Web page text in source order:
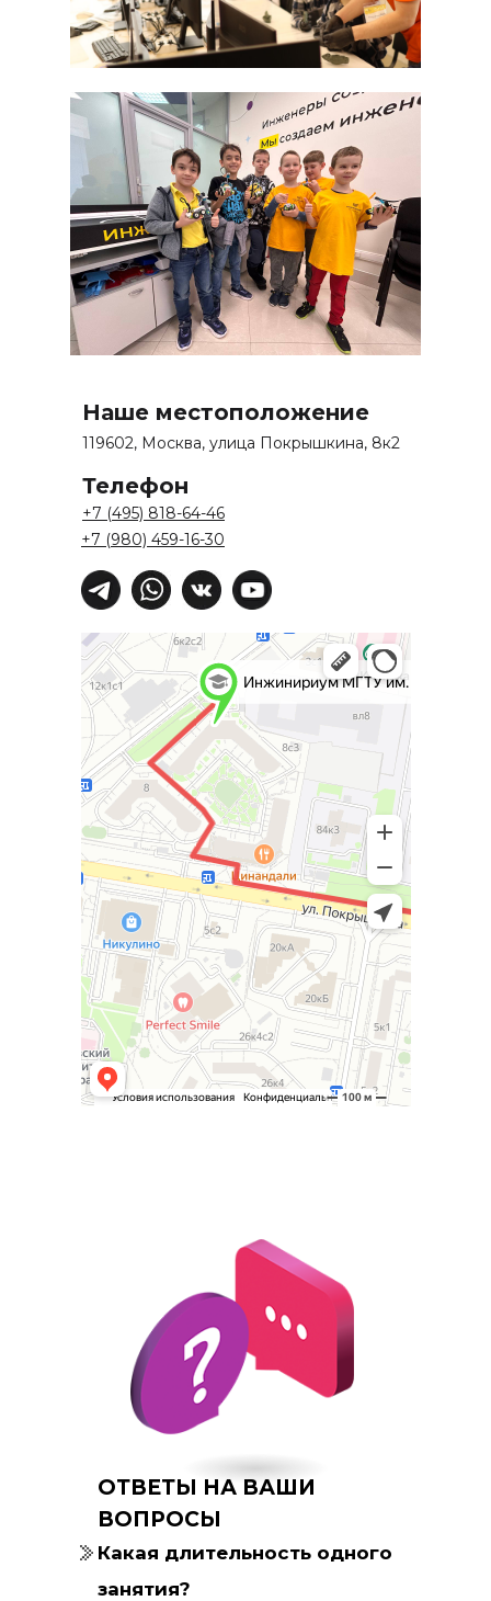
Наше местоположение
119602, Москва, улица Покрышкина, 8к2
Телефон
+7 (495) 818-64-46
+7 (980) 459-16-30
ОТВЕТЫ НА ВАШИ
ВОПРОСЫ
Какая длительность одного
занятия?
Новости
Ответы на вопросы
Летние программы
Цены
Все права защищены
организации
Политика
конфиденциальности
Отзывы
Расписание
Курсы
pm@inginirium-tn.ru
Хотите работать у нас?
Для СМИ
Мастер-классы